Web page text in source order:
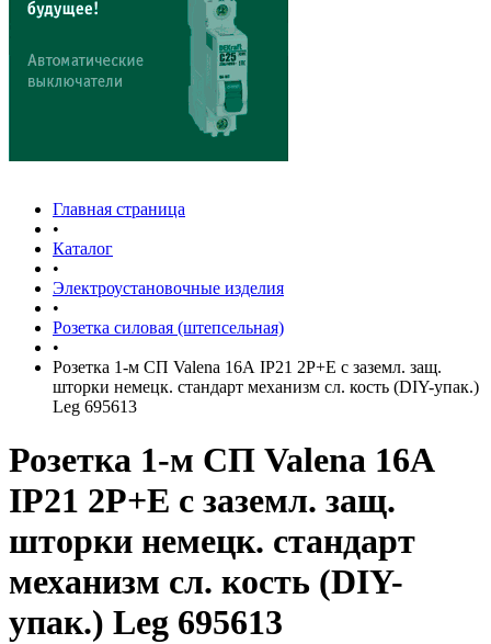
Главная страница
•
Каталог
•
Электроустановочные изделия
•
Розетка силовая (штепсельная)
•
Розетка 1-м СП Valena 16А IP21 2P+E с заземл. защ.
шторки немецк. стандарт механизм сл. кость (DIY-упак.)
Leg 695613
Розетка 1-м СП Valena 16А
IP21 2P+E с заземл. защ.
шторки немецк. стандарт
механизм сл. кость (DIY-
упак.) Leg 695613